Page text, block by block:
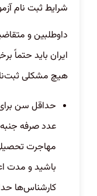
شرایط ثبت نام
داوطلبین و
ایران باید حتماً
هیچ مشکلی
عدد صرفه جنبه
کارشناس‌ها حداقل سن را 16